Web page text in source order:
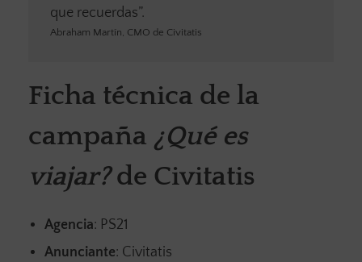
que recuerdas”.
Abraham Martín, CMO de Civitatis
Ficha técnica de la
campaña ¿Qué es
viajar?de Civitatis
Agencia: PS21
Anunciante: Civitatis